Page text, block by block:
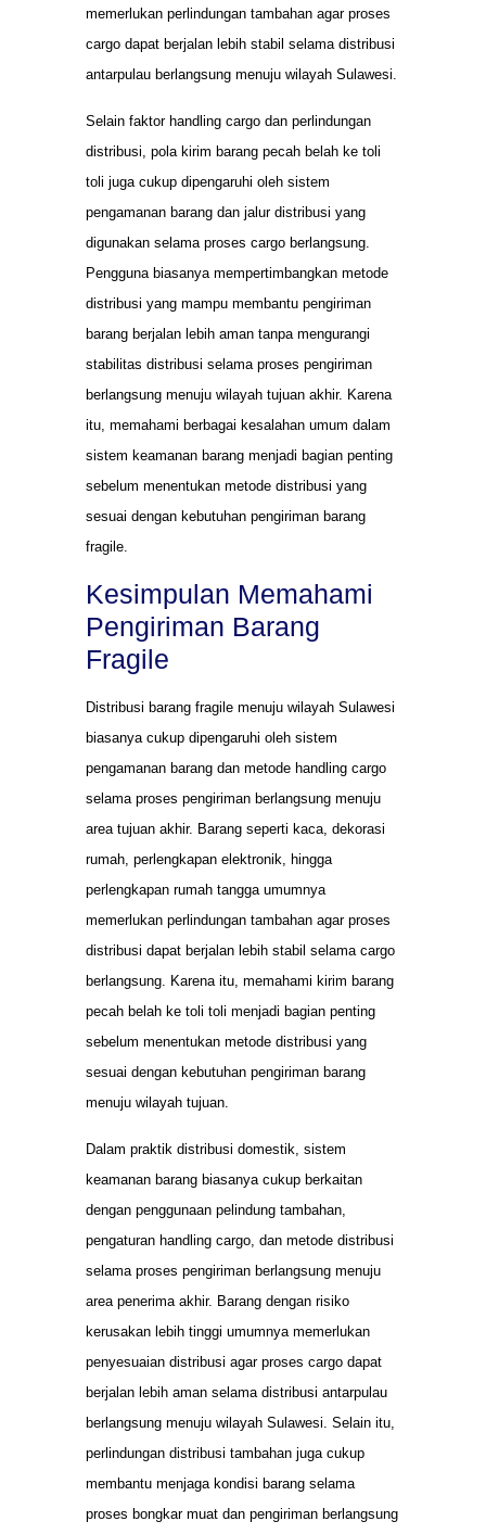
memerlukan perlindungan tambahan agar proses
cargo dapat berjalan lebih stabil selama distribusi
antarpulau berlangsung menuju wilayah Sulawesi.
Selain faktor handling cargo dan perlindungan
distribusi, pola kirim barang pecah belah ke toli
toli juga cukup dipengaruhi oleh sistem
pengamanan barang dan jalur distribusi yang
digunakan selama proses cargo berlangsung.
Pengguna biasanya mempertimbangkan metode
distribusi yang mampu membantu pengiriman
barang berjalan lebih aman tanpa mengurangi
stabilitas distribusi selama proses pengiriman
berlangsung menuju wilayah tujuan akhir. Karena
itu, memahami berbagai kesalahan umum dalam
sistem keamanan barang menjadi bagian penting
sebelum menentukan metode distribusi yang
sesuai dengan kebutuhan pengiriman barang
fragile.
Kesimpulan Memahami
Pengiriman Barang
Fragile
Distribusi barang fragile menuju wilayah Sulawesi
biasanya cukup dipengaruhi oleh sistem
pengamanan barang dan metode handling cargo
selama proses pengiriman berlangsung menuju
area tujuan akhir. Barang seperti kaca, dekorasi
rumah, perlengkapan elektronik, hingga
perlengkapan rumah tangga umumnya
memerlukan perlindungan tambahan agar proses
distribusi dapat berjalan lebih stabil selama cargo
berlangsung. Karena itu, memahami kirim barang
pecah belah ke toli toli menjadi bagian penting
sebelum menentukan metode distribusi yang
sesuai dengan kebutuhan pengiriman barang
menuju wilayah tujuan.
Dalam praktik distribusi domestik, sistem
keamanan barang biasanya cukup berkaitan
dengan penggunaan pelindung tambahan,
pengaturan handling cargo, dan metode distribusi
selama proses pengiriman berlangsung menuju
area penerima akhir. Barang dengan risiko
kerusakan lebih tinggi umumnya memerlukan
penyesuaian distribusi agar proses cargo dapat
berjalan lebih aman selama distribusi antarpulau
berlangsung menuju wilayah Sulawesi. Selain itu,
perlindungan distribusi tambahan juga cukup
membantu menjaga kondisi barang selama
proses bongkar muat dan pengiriman berlangsung